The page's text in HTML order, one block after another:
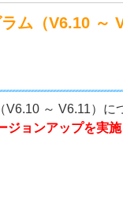
ム（V6.10 ～
～ V6.11）
ジョンアップを実